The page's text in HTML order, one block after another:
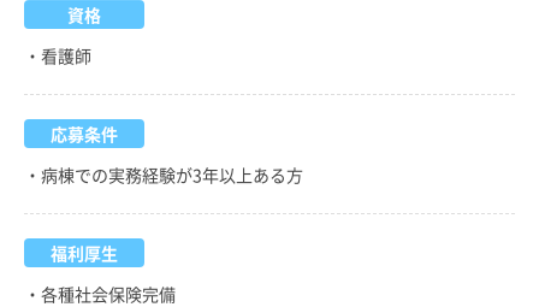
資格
・看護師
応募条件
・病棟での実務経験が3年以上ある方
福利厚生
・各種社会保険完備